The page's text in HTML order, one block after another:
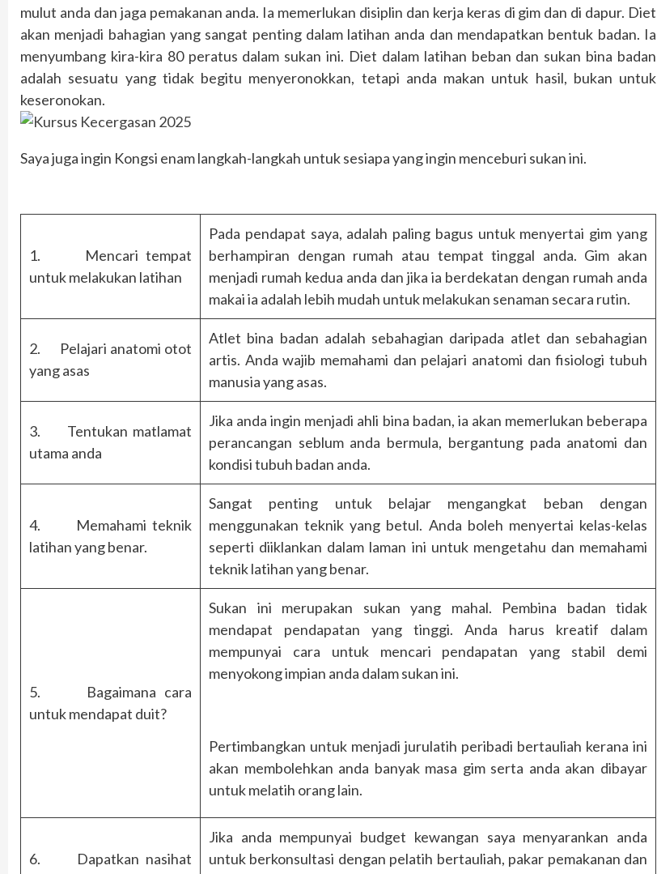
mulut anda dan jaga pemakanan anda. Ia memerlukan disiplin dan kerja keras di gim dan di dapur. Diet
akan menjadi bahagian yang sangat penting dalam latihan anda dan mendapatkan bentuk badan. Ia
menyumbang kira-kira 80 peratus dalam sukan ini. Diet dalam latihan beban dan sukan bina badan
adalah sesuatu yang tidak begitu menyeronokkan, tetapi anda makan untuk hasil, bukan untuk
keseronokan.
Saya juga ingin Kongsi enam langkah-langkah untuk sesiapa yang ingin menceburi sukan ini.
1. Mencari tempat
untuk melakukan latihan
Pada pendapat saya, adalah paling bagus untuk menyertai gim yang
berhampiran dengan rumah atau tempat tinggal anda. Gim akan
menjadi rumah kedua anda dan jika ia berdekatan dengan rumah anda
makai ia adalah lebih mudah untuk melakukan senaman secara rutin.
2. Pelajari anatomi otot
yang asas
Atlet bina badan adalah sebahagian daripada atlet dan sebahagian
artis. Anda wajib memahami dan pelajari anatomi dan fisiologi tubuh
manusia yang asas.
3. Tentukan matlamat
utama anda
Jika anda ingin menjadi ahli bina badan, ia akan memerlukan beberapa
perancangan seblum anda bermula, bergantung pada anatomi dan
kondisi tubuh badan anda.
4. Memahami teknik
latihan yang benar.
Sangat penting untuk belajar mengangkat beban dengan
menggunakan teknik yang betul. Anda boleh menyertai kelas-kelas
seperti diiklankan dalam laman ini untuk mengetahu dan memahami
teknik latihan yang benar.
5. Bagaimana cara
untuk mendapat duit?
Sukan ini merupakan sukan yang mahal. Pembina badan tidak
mendapat pendapatan yang tinggi. Anda harus kreatif dalam
mempunyai cara untuk mencari pendapatan yang stabil demi
menyokong impian anda dalam sukan ini.
Pertimbangkan untuk menjadi jurulatih peribadi bertauliah kerana ini
akan membolehkan anda banyak masa gim serta anda akan dibayar
untuk melatih orang lain.
6. Dapatkan nasihat
Jika anda mempunyai budget kewangan saya menyarankan anda
untuk berkonsultasi dengan pelatih bertauliah, pakar pemakanan dan